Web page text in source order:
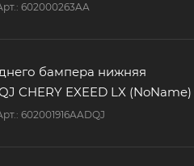
602000263AA
бампера нижняя
CHERY EXEED LX (NoName)
602001916AADQJ